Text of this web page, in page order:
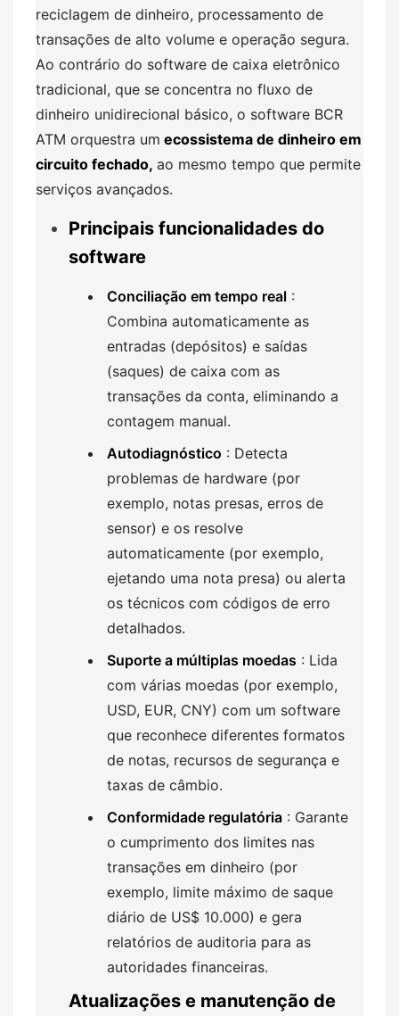
reciclagem de dinheiro, processamento de
transações de alto volume e operação segura.
Ao contrário do software de caixa eletrônico
tradicional, que se concentra no fluxo de
dinheiro unidirecional básico, o software BCR
ATM orquestra um ecossistema de dinheiro em
circuito fechado, ao mesmo tempo que permite
serviços avançados.
Principais funcionalidades do
software
Conciliação em tempo real :
Combina automaticamente as
entradas (depósitos) e saídas
(saques) de caixa com as
transações da conta, eliminando a
contagem manual.
Autodiagnóstico : Detecta
problemas de hardware (por
exemplo, notas presas, erros de
sensor) e os resolve
automaticamente (por exemplo,
ejetando uma nota presa) ou alerta
os técnicos com códigos de erro
detalhados.
Suporte a múltiplas moedas : Lida
com várias moedas (por exemplo,
USD, EUR, CNY) com um software
que reconhece diferentes formatos
de notas, recursos de segurança e
taxas de câmbio.
Conformidade regulatória : Garante
o cumprimento dos limites nas
transações em dinheiro (por
exemplo, limite máximo de saque
diário de US$ 10.000) e gera
relatórios de auditoria para as
autoridades financeiras.
Atualizações e manutenção de